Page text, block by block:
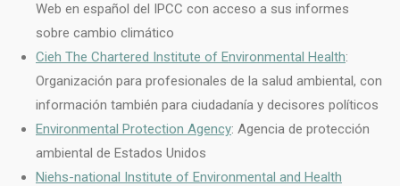
Web en español del IPCC con acceso a sus informes
sobre cambio climático
Cieh The Chartered Institute of Environmental Health:
Organización para profesionales de la salud ambiental, con
información también para ciudadanía y decisores políticos
Environmental Protection Agency: Agencia de protección
ambiental de Estados Unidos
Niehs-national Institute of Environmental and Health